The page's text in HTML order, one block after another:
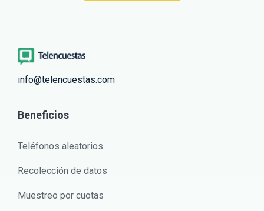
info@telencuestas.com
Beneficios
Teléfonos aleatorios
Recolección de datos
Muestreo por cuotas